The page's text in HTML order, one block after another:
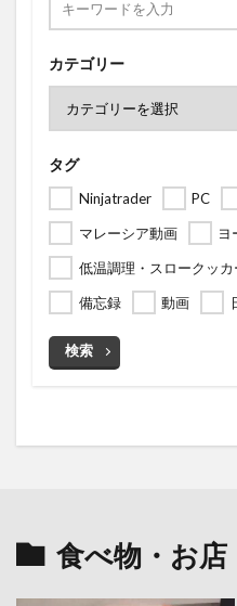
カテゴリー
タグ
Ninjatrader PC
マレーシア動画
ヨ
低温調理・スロークッカ
備忘録
動画
検索
食べ物・お店